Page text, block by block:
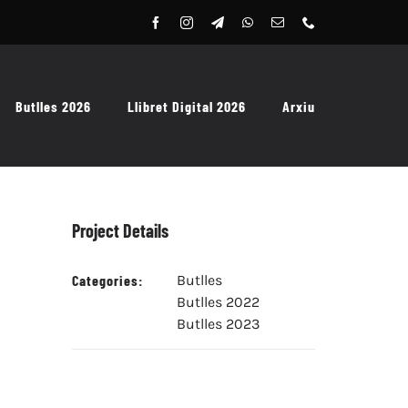
Butlles 2026 Llibret Digital 2026 Arxiu
Project Details
Categories:
Butlles
Butlles 2022
Butlles 2023